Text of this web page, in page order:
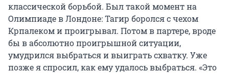
классической борьбой. Был такой момент на
Олимпиаде в Лондоне: Тагир боролся с чехом
Крпалеком и проигрывал. Потом в партере, вроде
бы в абсолютно проигрышной ситуации,
умудрился выбраться и выиграть схватку. Уже
позже я спросил, как ему удалось выбраться. «Это